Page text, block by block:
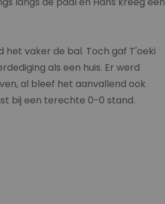
het vaker de bal. Toch gaf T'oeki
als een huis. Er werd
al bleef het aanvallend ook
bij een terechte 0-0 stand.